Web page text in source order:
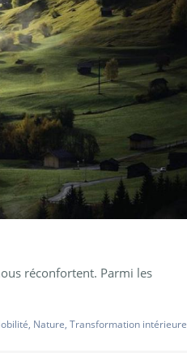
réconfortent. Parmi les
, Nature, Transformation intérieure